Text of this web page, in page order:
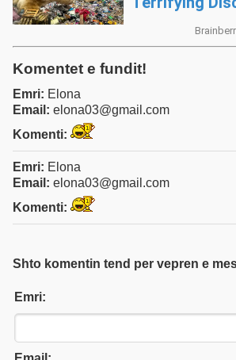
Komentet e fundit!
Emri: Elona
Email: elona03@gmail.com
Komenti:
Emri: Elona
Email: elona03@gmail.com
Komenti:
Shto komentin tend per vepren e
Emri: